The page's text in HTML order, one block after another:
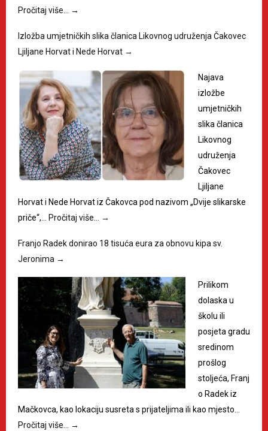
Pročitaj više…
→
Izložba umjetničkih slika članica Likovnog udruženja Čakovec
Ljiljane Horvat i Nede Horvat →
Najava
izložbe
umjetničkih
slika članica
Likovnog
udruženja
Čakovec
Ljiljane
Horvat i Nede Horvat iz Čakovca pod nazivom „Dvije slikarske
priče“,…
Pročitaj više… →
Franjo Radek donirao 18 tisuća eura za obnovu kipa sv.
Jeronima →
Prilikom
dolaska u
školu ili
posjeta gradu
sredinom
prošlog
stoljeća, Franj
o Radek iz
Mačkovca, kao lokaciju susreta s prijateljima ili kao mjesto…
Pročitaj više…
→